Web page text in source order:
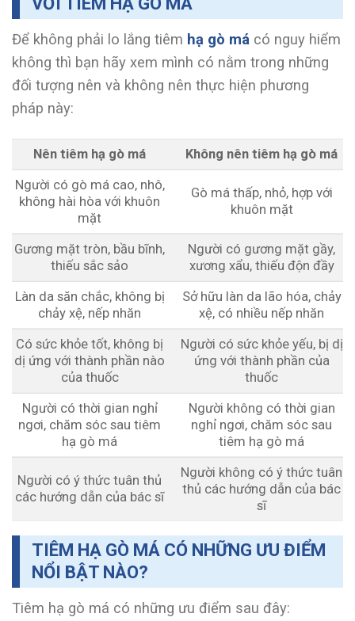
Để không phải lo lắng tiêm hạ gò má có nguy hiểm
không thì bạn hãy xem mình có nằm trong những
đối tượng nên và không nên thực hiện phương
pháp này:
Nên tiêm hạ gò má Không nên tiêm hạ gò má
Người có gò má cao, nhô,
không hài hòa với khuôn
mặt
Gò má thấp, nhỏ, hợp với
khuôn mặt
Gương mặt tròn, bầu bĩnh,
thiếu sắc sảo
Người có gương mặt gầy,
xương xẩu, thiếu độn đầy
Làn da săn chắc, không bị
chảy xệ, nếp nhăn
Sở hữu làn da lão hóa, chảy
xệ, có nhiều nếp nhăn
Có sức khỏe tốt, không bị
dị ứng với thành phần nào
của thuốc
Người có sức khỏe yếu, bị dị
ứng với thành phần của
thuốc
Người có thời gian nghỉ
ngơi, chăm sóc sau tiêm
hạ gò má
Người không có thời gian
nghỉ ngơi, chăm sóc sau
tiêm hạ gò má
Người có ý thức tuân thủ
các hướng dẫn của bác sĩ
Người không có ý thức tuân
thủ các hướng dẫn của bác
sĩ
TIÊM HẠ GÒ MÁ CÓ NHỮNG ƯU ĐIỂM
NỔI BẬT NÀO?
Tiêm hạ gò má có những ưu điểm sau đây: